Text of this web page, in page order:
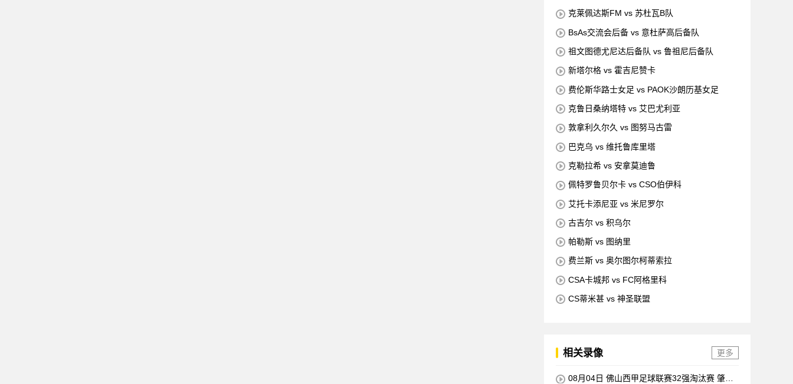
克莱佩达斯FM vs 苏杜瓦B队
BsAs交流会后备 vs 意杜萨高后备队
祖文图德尤尼达后备队 vs 鲁祖尼后备队
新塔尔格 vs 霍吉尼赞卡
费伦斯华路士女足 vs PAOK沙朗历基女足
克鲁日桑纳塔特 vs 艾巴尤利亚
敦拿利久尔久 vs 图努马古雷
巴克乌 vs 维托鲁库里塔
克勒拉希 vs 安拿莫迪鲁
佩特罗鲁贝尔卡 vs CSO伯伊科
艾托卡添尼亚 vs 米尼罗尔
古吉尔 vs 积乌尔
帕勒斯 vs 图纳里
费兰斯 vs 奥尔图尔柯蒂索拉
CSA卡城邦 vs FC阿格里科
CS蒂米甚 vs 神圣联盟
相关录像 更多
08月04日 佛山西甲足球联赛32强淘汰赛 肇庆